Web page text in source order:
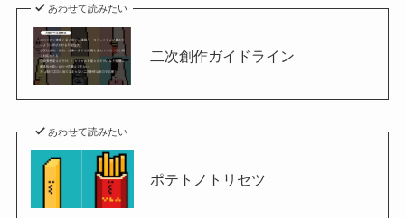
あわせて読みたい
二次創作ガイドライン
あわせて読みたい
ポテトノトリセツ